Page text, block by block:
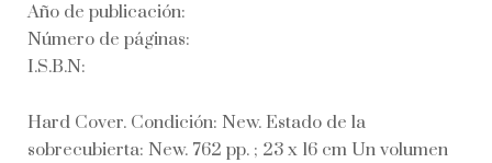
Año de publicación:
Número de páginas:
I.S.B.N:
Hard Cover. Condición: New. Estado de la
sobrecubierta: New. 762 pp. ; 23 x 16 cm Un volumen